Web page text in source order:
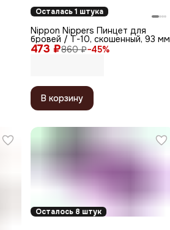
Осталась 1 штука
473 ₽860 ₽−45%
Nippon Nippers Пинцет для
бровей / T-10, скошенный, 93 мм
В корзину
Осталось 8 штук